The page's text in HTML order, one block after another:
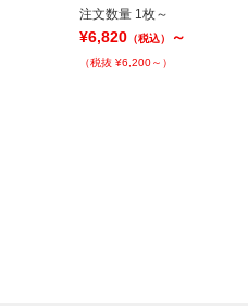
注文数量 1枚～
¥6,820 （税込） ～
（税抜 ¥6,200～）